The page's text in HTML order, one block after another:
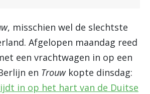
, misschien wel de slechtste
Afgelopen maandag reed
een vrachtwagen in op een
en Trouwkopte dinsdag:
in op het hart van de Duitse